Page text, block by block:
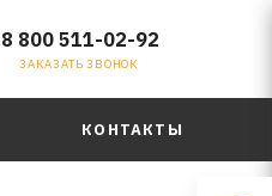
8 800 511-02-92
ЗАКАЗАТЬ ЗВОНОК
КОНТАКТЫ